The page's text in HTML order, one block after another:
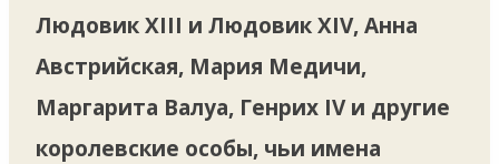
Людовик XIII и Людовик XIV, Анна
Австрийская, Мария Медичи,
Маргарита Валуа, Генрих IV и другие
королевские особы, чьи имена